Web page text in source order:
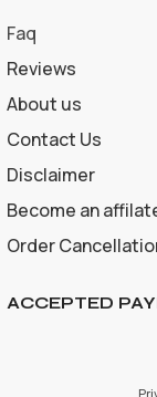
Faq
Reviews
About us
Contact Us
Disclaimer
Become an
Order
ACCEPTED